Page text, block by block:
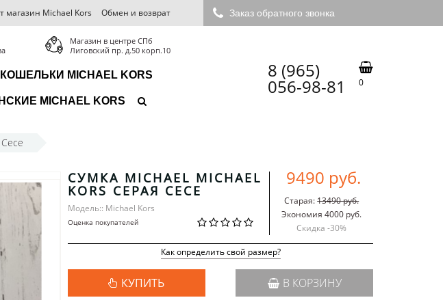
магазин Michael Kors Обмен и возврат Заказ обратного звонка
Магазин в центре СПб
Лиговский пр. д.50 корп.10
КОШЕЛЬКИ MICHAEL KORS
MICHAEL KORS
8 (965)
056-98-81 0
СУМКА MICHAEL MICHAEL
KORS СЕРАЯ CECE
Модель:: Michael Kors
Оценка покупателей
9490 руб.
Старая:13490 руб.
Экономия 4000 руб.
Скидка -30%
Как определить свой размер?
КУПИТЬ В КОРЗИНУ